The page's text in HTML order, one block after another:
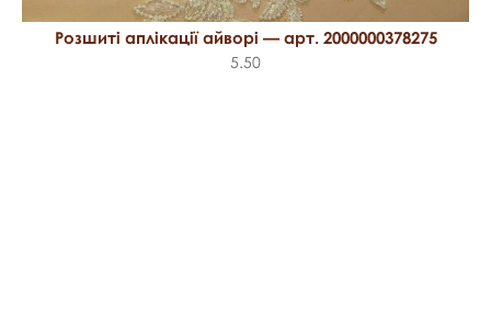
Розшиті аплікації айворі — арт. 2000000378275
5.50